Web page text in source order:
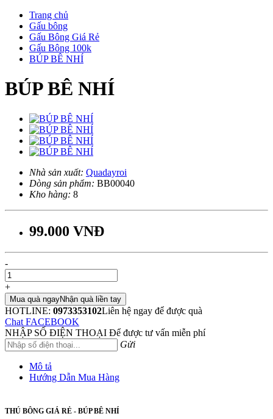
Trang chủ
Gấu bông
Gấu Bông Giá Rẻ
Gấu Bông 100k
BÚP BÊ NHÍ
BÚP BÊ NHÍ
Nhà sản xuất: Quadayroi
Dòng sản phẩm: BB00040
Kho hàng: 8
99.000 VNĐ
-
+
Mua quà ngayNhận quà liền tay
HOTLINE: 0973353102Liên hệ ngay để được quà
Chat FACEBOOK
NHẬP SỐ ĐIỆN THOẠI Để được tư vấn miễn phí
Gửi
Mô tả
Hướng Dẫn Mua Hàng
THÚ BÔNG GIÁ RẺ - BÚP BÊ NHÍ